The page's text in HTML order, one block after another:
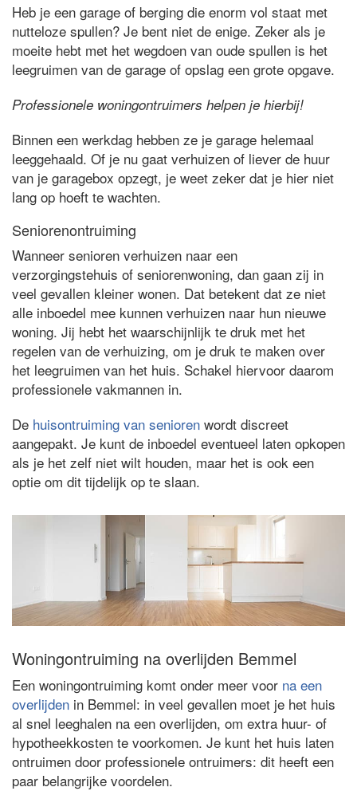
Heb je een garage of berging die enorm vol staat met
nutteloze spullen? Je bent niet de enige. Zeker als je
moeite hebt met het wegdoen van oude spullen is het
leegruimen van de garage of opslag een grote opgave.
Professionele woningontruimers helpen je hierbij!
Binnen een werkdag hebben ze je garage helemaal
leeggehaald. Of je nu gaat verhuizen of liever de huur
van je garagebox opzegt, je weet zeker dat je hier niet
lang op hoeft te wachten.
Seniorenontruiming
Wanneer senioren verhuizen naar een
verzorgingstehuis of seniorenwoning, dan gaan zij in
veel gevallen kleiner wonen. Dat betekent dat ze niet
alle inboedel mee kunnen verhuizen naar hun nieuwe
woning. Jij hebt het waarschijnlijk te druk met het
regelen van de verhuizing, om je druk te maken over
het leegruimen van het huis. Schakel hiervoor daarom
professionele vakmannen in.
De huisontruiming van senioren wordt discreet
aangepakt. Je kunt de inboedel eventueel laten opkopen
als je het zelf niet wilt houden, maar het is ook een
optie om dit tijdelijk op te slaan.
Woningontruiming na overlijden Bemmel
Een woningontruiming komt onder meer voor na een
overlijden in Bemmel: in veel gevallen moet je het huis
al snel leeghalen na een overlijden, om extra huur- of
hypotheekkosten te voorkomen. Je kunt het huis laten
ontruimen door professionele ontruimers: dit heeft een
paar belangrijke voordelen.